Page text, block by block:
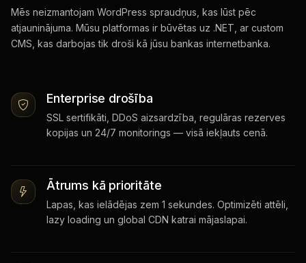
Mēs neizmantojam WordPress spraudņus, kas lūst pēc
atjauninājuma. Mūsu platformas ir būvētas uz .NET, ar custom
CMS, kas darbojas tik droši kā jūsu bankas internetbanka.
Enterprise drošība
SSL sertifikāti, DDoS aizsardzība, regulāras rezerves
kopijas un 24/7 monitorings — visā iekļauts cenā.
Ātrums kā prioritāte
Lapas, kas ielādējas zem 1 sekundes. Optimizēti attēli,
lazy loading un global CDN katrai mājaslapai.